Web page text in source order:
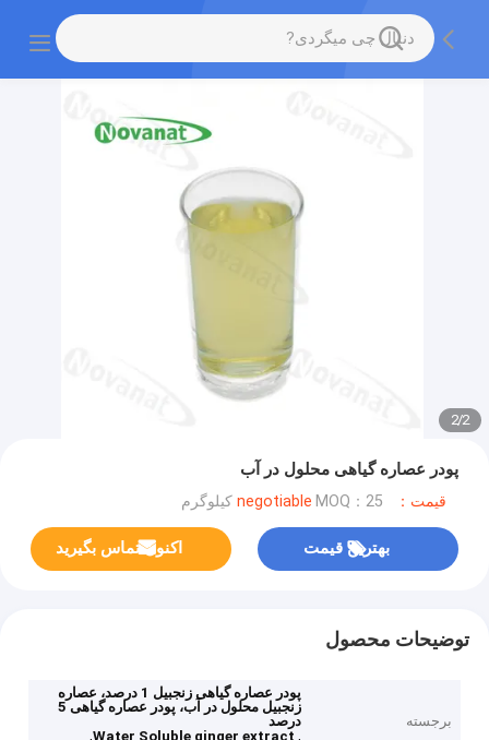
2
/
2
پودر عصاره گیاهی محلول در آب
قیمت：negotiable MOQ：25 کیلوگرم
بهترین قیمت اکنون تماس بگیرید
توضیحات محصول
برجسته
پودر عصاره گیاهی زنجبیل 1 درصد، عصاره
زنجبیل محلول در آب، پودر عصاره گیاهی 5
درصد
,
Water Soluble ginger extract
,